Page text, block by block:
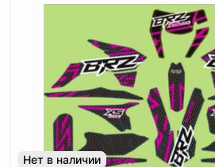
Нет в наличии